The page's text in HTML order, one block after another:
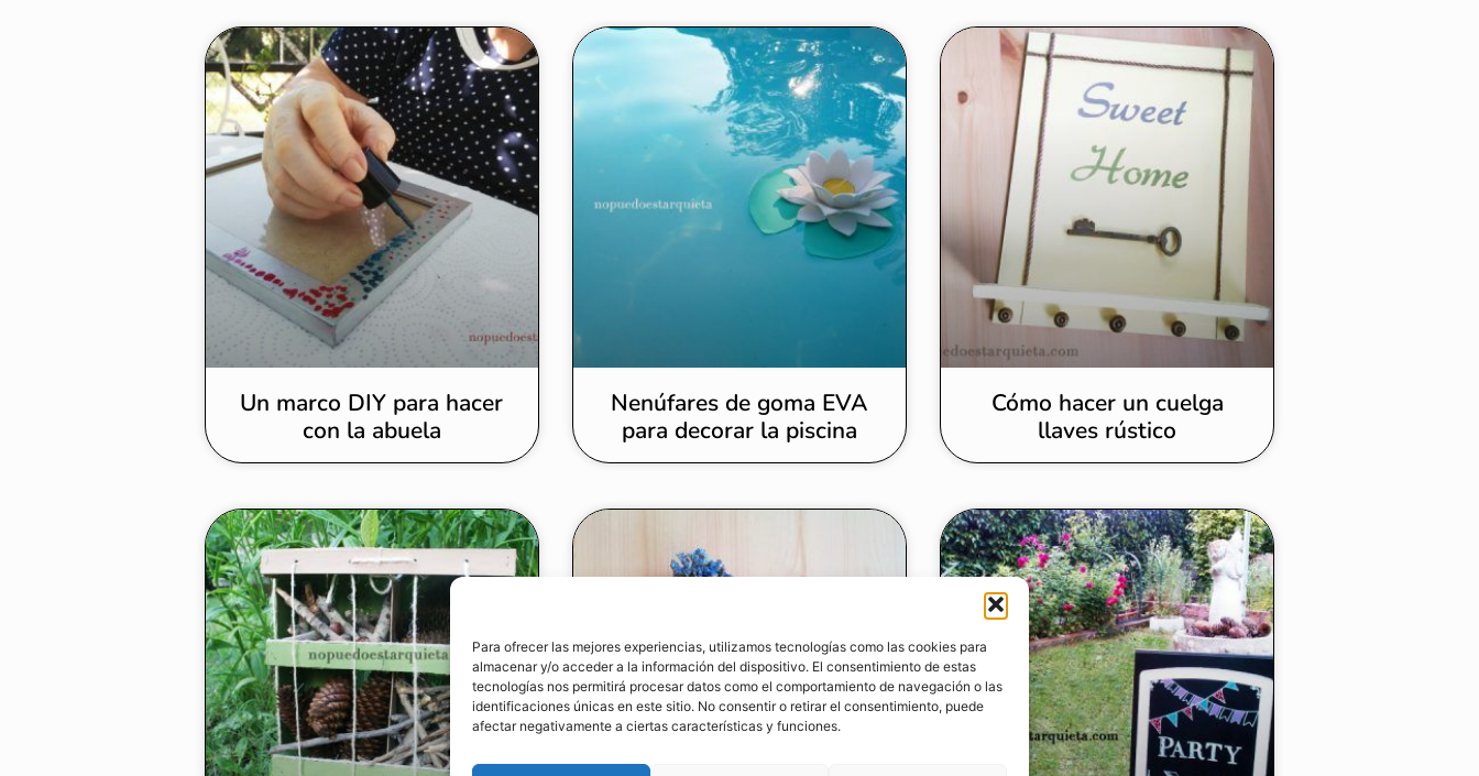
Para ofrecer las mejores experiencias, utilizamos tecnologías como las cookies para
almacenar y/o acceder a la información del dispositivo. El consentimiento de estas
tecnologías nos permitirá procesar datos como el comportamiento de navegación o las
identificaciones únicas en este sitio. No consentir o retirar el consentimiento, puede
afectar negativamente a ciertas características y funciones.
Un marco DIY para hacer
con la abuela
Nenúfares de goma EVA
para decorar la piscina
Cómo hacer un cuelga
llaves rústico